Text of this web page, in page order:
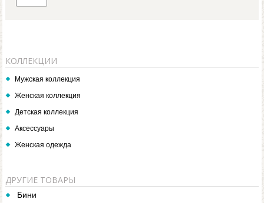
КОЛЛЕКЦИИ
Мужская коллекция
Женская коллекция
Детская коллекция
Аксессуары
Женская одежда
ДРУГИЕ ТОВАРЫ
Бини